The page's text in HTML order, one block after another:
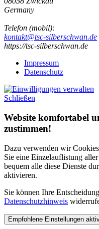
Germany
Telefon (mobil):
kontakt@tsc-silberschwan.de
https://tsc-silberschwan.de
Impressum
Datenschutz
Schließen
Website komfortabel
zustimmen!
Dazu verwenden wir
Sie eine Einzelauflistung
bequem alle diese Dienste
aktivieren.
Sie können Ihre
Datenschutzhinweis